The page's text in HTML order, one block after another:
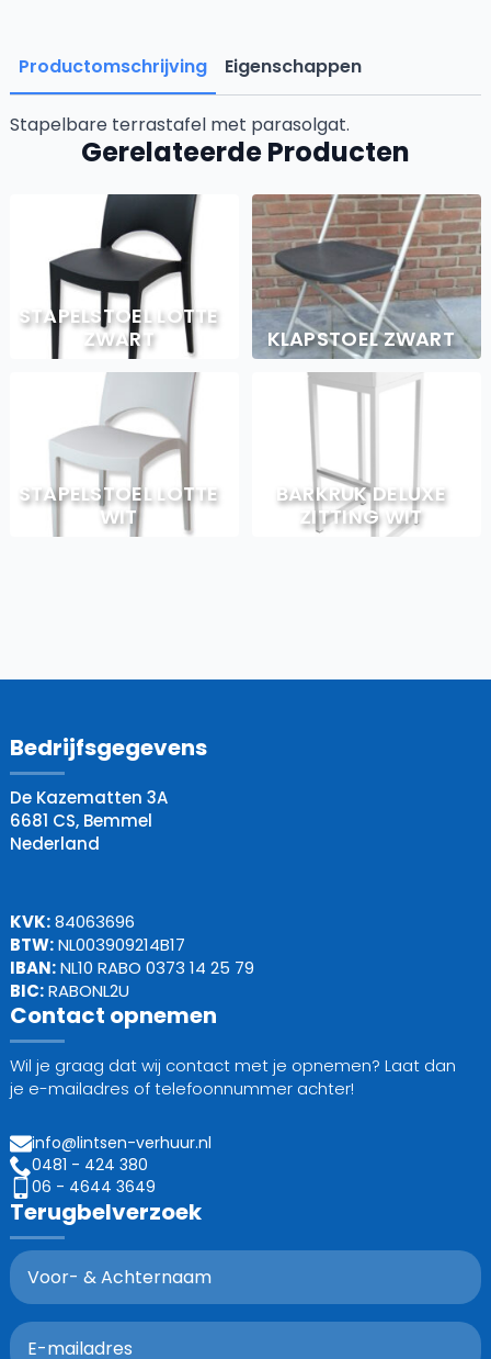
Productomschrijving Eigenschappen
Stapelbare terrastafel met parasolgat.
Gerelateerde Producten
STAPELSTOEL LOTTE
ZWART
KLAPSTOEL ZWART
STAPELSTOEL LOTTE
WIT
BARKRUK DELUXE
ZITTING WIT
Bedrijfsgegevens
De Kazematten 3A
6681 CS, Bemmel
Nederland
KVK:84063696
BTW:NL003909214B17
IBAN:NL10 RABO 0373 14 25 79
BIC:RABONL2U
Contact opnemen
Wil je graag dat wij contact met je opnemen? Laat dan
je e-mailadres of telefoonnummer achter!
info@lintsen-verhuur.nl
0481 - 424 380
06 - 4644 3649
Terugbelverzoek